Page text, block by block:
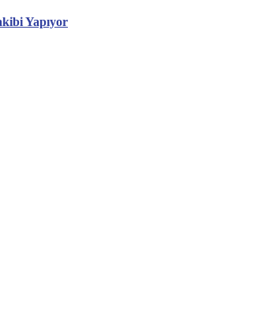
Yapıyor